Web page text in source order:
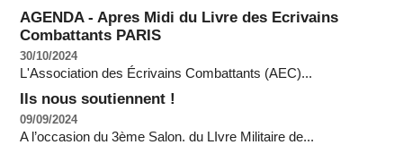
AGENDA - Apres Midi du Livre des Ecrivains
Combattants PARIS
30/10/2024
L'Association des Écrivains Combattants (AEC)...
Ils nous soutiennent !
09/09/2024
A l’occasion du 3ème Salon. du LIvre Militaire de...